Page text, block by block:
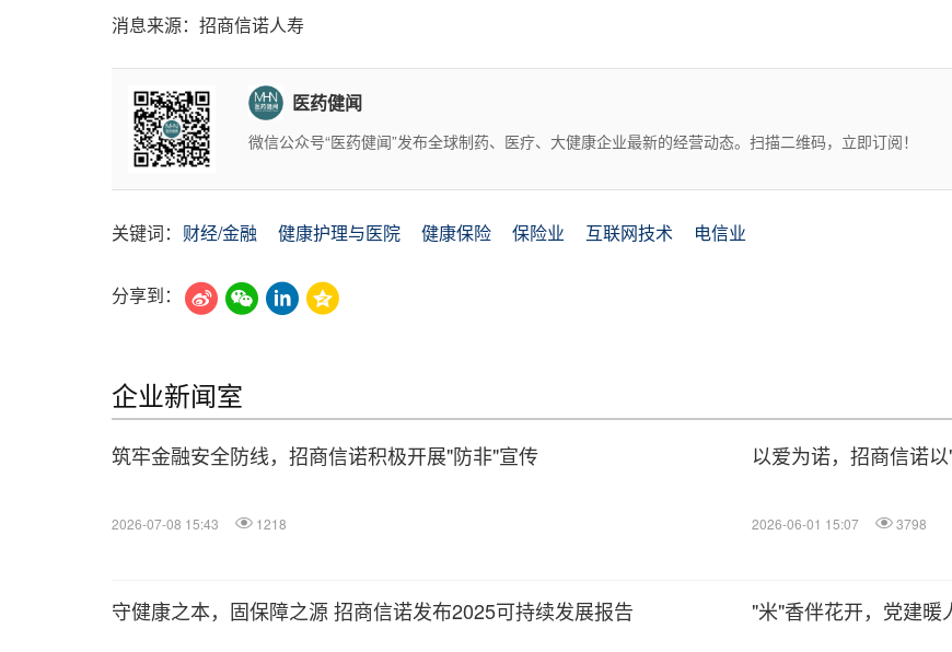
消息来源：招商信诺人寿
医药健闻
微信公众号“医药健闻”发布全球制药、医疗、大健康企业最新的经营动态。扫描二维码，立即订阅！
关键词： 财经/金融 健康护理与医院 健康保险 保险业 互联网技术 电信业
分享到：
企业新闻室
筑牢金融安全防线，招商信诺积极开展"防非"宣传
2026-07-08 15:43 1218
以爱为诺，招商信诺
2026-06-01 15:07 3798
守健康之本，固保障之源 招商信诺发布2025可持续发展报告 "米"香伴花开，党建